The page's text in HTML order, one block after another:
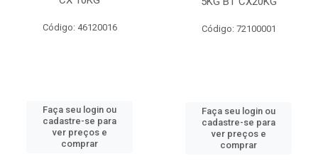
Código: 46120016
Faça seu login ou
cadastre-se para
ver preços e
comprar
Código: 72100001
Faça seu login ou
cadastre-se para
ver preços e
comprar